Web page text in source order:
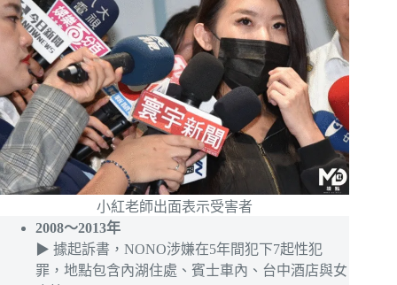
小紅老師出面表示受害者
2008～2013年
▶ 據起訴書，NONO涉嫌在5年間犯下7起性犯
罪，地點包含內湖住處、賓士車內、台中酒店與女